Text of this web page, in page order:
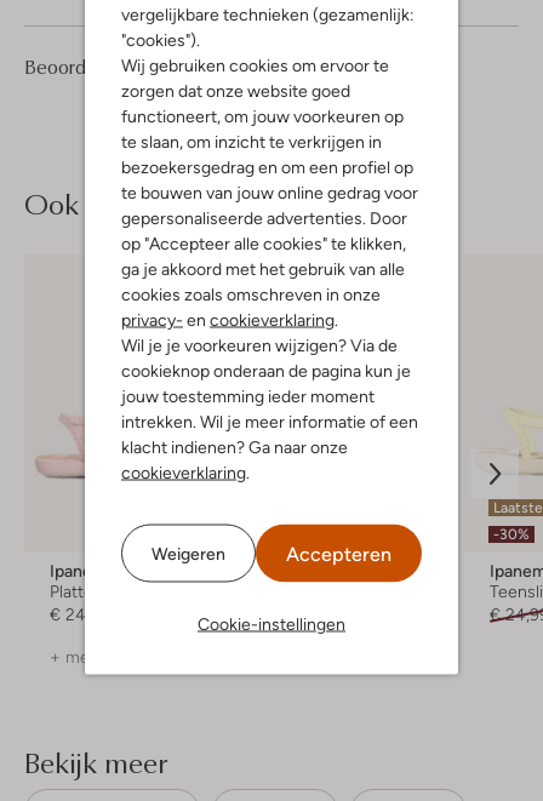
vergelijkbare technieken (gezamenlijk:
"cookies").
Wij gebruiken cookies om ervoor te
zorgen dat onze website goed
functioneert, om jouw voorkeuren op
te slaan, om inzicht te verkrijgen in
bezoekersgedrag en om een profiel op
te bouwen van jouw online gedrag voor
gepersonaliseerde advertenties. Door
op "Accepteer alle cookies" te klikken,
ga je akkoord met het gebruik van alle
cookies zoals omschreven in onze
privacy- en cookieverklaring.
Wil je je voorkeuren wijzigen? Via de
cookieknop onderaan de pagina kun je
jouw toestemming ieder moment
intrekken. Wil je meer informatie of een
klacht indienen? Ga naar onze
cookieverklaring.
Weigeren Accepteren
Cookie-instellingen
Beoordelingen (3) 5/5
3
5
Sterren
Ook iets voor jou?
Ipanema
Platte sandalen
€ 24,99
+ meer kleuren
€ 26,99
-30%
€
Bekijk meer